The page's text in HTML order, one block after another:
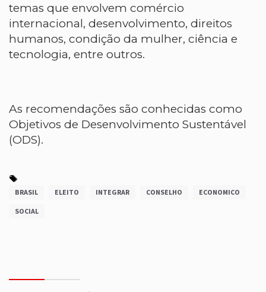
temas que envolvem comércio
internacional, desenvolvimento, direitos
humanos, condição da mulher, ciência e
tecnologia, entre outros.
As recomendações são conhecidas como
Objetivos de Desenvolvimento Sustentável
(ODS).
BRASIL ELEITO INTEGRAR CONSELHO ECONOMICO
SOCIAL